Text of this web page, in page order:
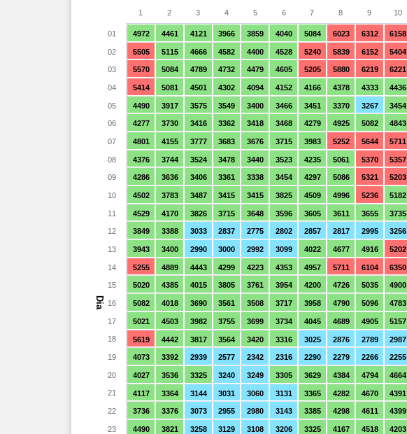
Dia
4972 4461 4121 3966 3859 4040 5084 6023 6312 6158
5505 5115 4666 4582 4400 4528 5240 5839 6152 5404
5570 5084 4789 4732 4479 4605 5205 5880 6219 6221
5414 5081 4501 4302 4094 4152 4166 4378 4333 4436
4490 3917 3575 3549 3400 3466 3451 3370 3267 3454
4277 3730 3416 3362 3418 3468 4279 4925 5082 4843
4801 4155 3777 3683 3676 3715 3983 5252 5644 5711
4376 3744 3524 3478 3440 3523 4235 5061 5370 5357
4286 3636 3406 3361 3338 3454 4297 5086 5321 5203
4502 3783 3487 3415 3415 3825 4509 4996 5236 5182
4529 4170 3826 3715 3648 3596 3605 3611 3655 3735
3849 3388 3033 2837 2775 2802 2857 2817 2995 3256
3943 3400 2990 3000 2992 3099 4022 4677 4916 5202
5255 4889 4443 4299 4223 4353 4957 5711 6104 6350
5020 4385 4015 3805 3761 3954 4200 4726 5035 4900
5082 4018 3690 3561 3508 3717 3958 4790 5096 4783
5021 4503 3982 3755 3699 3734 4045 4689 4905 5157
5619 4442 3817 3564 3420 3316 3025 2876 2789 2987
4073 3392 2939 2577 2342 2316 2290 2279 2266 2255
4027 3536 3325 3240 3249 3305 3629 4384 4794 4664
4117 3364 3144 3031 3060 3131 3365 4282 4670 4391
3736 3376 3073 2955 2980 3143 3385 4298 4611 4399
4490 3821 3258 3129 3108 3206 3325 4167 4518 4203
1 2 3 4 5 6 7 8 9 10
01
02
03
04
05
06
07
08
09
10
11
12
13
14
15
16
17
18
19
20
21
22
23